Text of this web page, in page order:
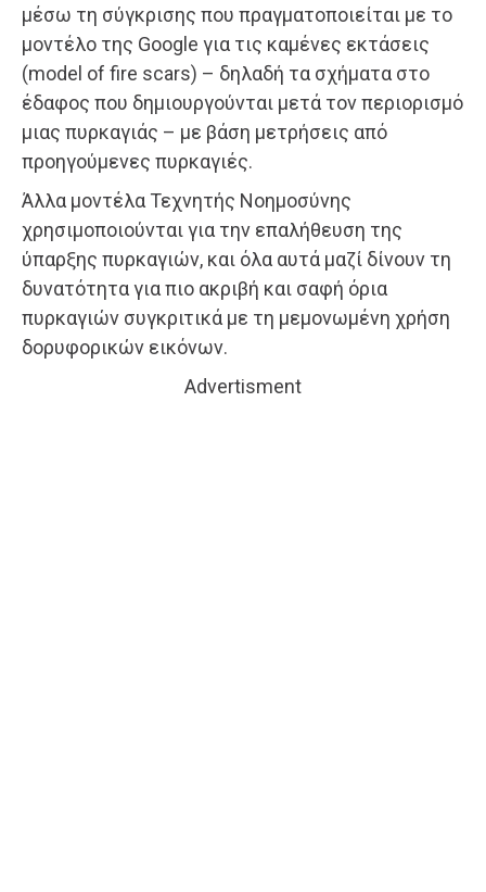
μέσω τη σύγκρισης που πραγματοποιείται με το
μοντέλο της Google για τις καμένες εκτάσεις
(model of fire scars) – δηλαδή τα σχήματα στο
έδαφος που δημιουργούνται μετά τον περιορισμό
μιας πυρκαγιάς – με βάση μετρήσεις από
προηγούμενες πυρκαγιές.
Άλλα μοντέλα Τεχνητής Νοημοσύνης
χρησιμοποιούνται για την επαλήθευση της
ύπαρξης πυρκαγιών, και όλα αυτά μαζί δίνουν τη
δυνατότητα για πιο ακριβή και σαφή όρια
πυρκαγιών συγκριτικά με τη μεμονωμένη χρήση
δορυφορικών εικόνων.
Advertisment